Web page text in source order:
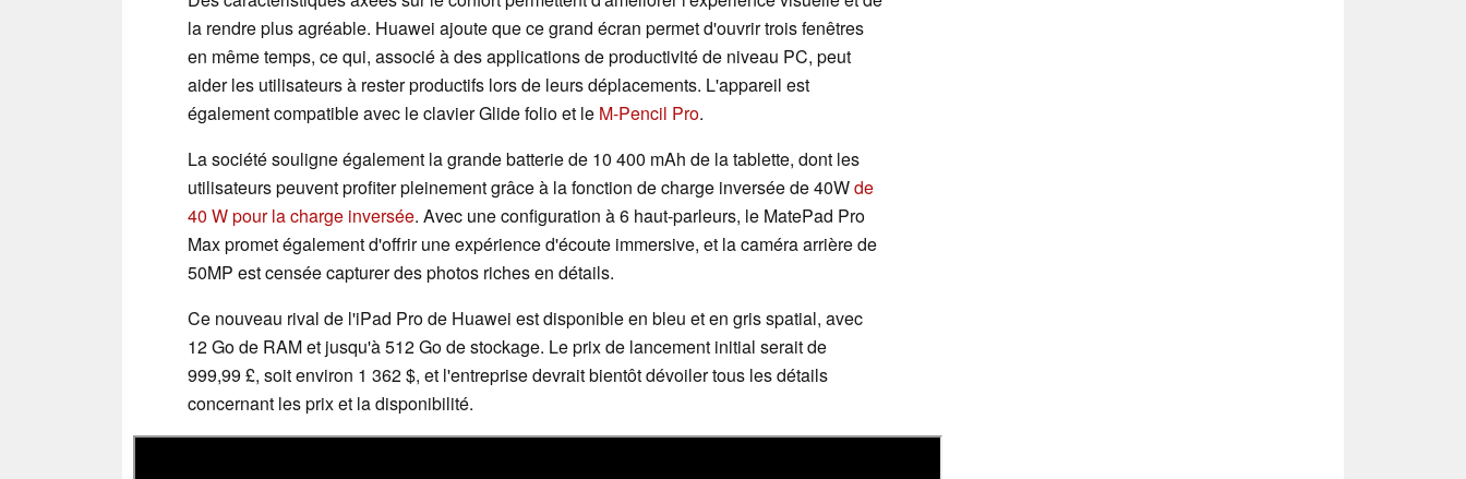
la rendre plus agréable. Huawei ajoute que ce grand écran permet d'ouvrir trois fenêtres
en même temps, ce qui, associé à des applications de productivité de niveau PC, peut
aider les utilisateurs à rester productifs lors de leurs déplacements. L'appareil est
également compatible avec le clavier Glide folio et le M-Pencil Pro.
La société souligne également la grande batterie de 10 400 mAh de la tablette, dont les
utilisateurs peuvent profiter pleinement grâce à la fonction de charge inversée de 40Wde
40 W pour la charge inversée. Avec une configuration à 6 haut-parleurs, le MatePad Pro
Max promet également d'offrir une expérience d'écoute immersive, et la caméra arrière de
50MP est censée capturer des photos riches en détails.
Ce nouveau rival de l'iPad Pro de Huawei est disponible en bleu et en gris spatial, avec
12 Go de RAM et jusqu'à 512 Go de stockage. Le prix de lancement initial serait de
999,99 £, soit environ 1 362 $, et l'entreprise devrait bientôt dévoiler tous les détails
concernant les prix et la disponibilité.